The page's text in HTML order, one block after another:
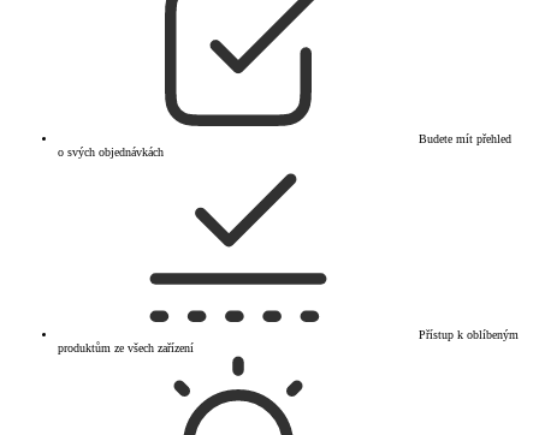
Budete mít přehled
o svých objednávkách
Přístup k oblíbeným
produktům ze všech zařízení